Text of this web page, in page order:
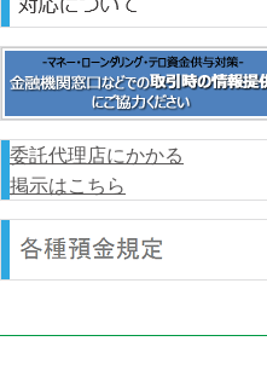
委託代理店にかかる
掲示はこちら